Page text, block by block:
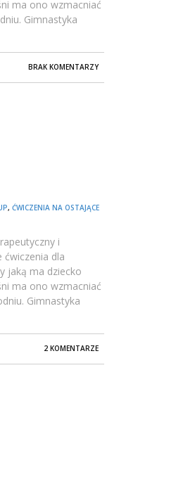
ma ono wzmacniać
Gimnastyka
BRAK KOMENTARZY
, ĆWICZENIA NA OSTAJĄCE
i
ćwiczenia dla
jaką ma dziecko
ma ono wzmacniać
Gimnastyka
2 KOMENTARZE